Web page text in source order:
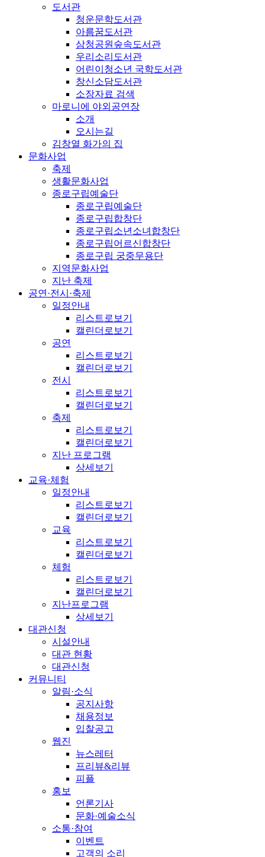
도서관
청운문학도서관
아름꿈도서관
삼청공원숲속도서관
우리소리도서관
어린이청소년 국학도서관
창신소담도서관
소장자료 검색
마로니에 야외공연장
소개
오시는길
김창열 화가의 집
문화사업
축제
생활문화사업
종로구립예술단
종로구립예술단
종로구립합창단
종로구립소년소녀합창단
종로구립어르신합창단
종로구립 궁중무용단
지역문화사업
지난 축제
공연·전시·축제
일정안내
리스트로보기
캘린더로보기
공연
리스트로보기
캘린더로보기
전시
리스트로보기
캘린더로보기
축제
리스트로보기
캘린더로보기
지난 프로그램
상세보기
교육·체험
일정안내
리스트로보기
캘린더로보기
교육
리스트로보기
캘린더로보기
체험
리스트로보기
캘린더로보기
지난프로그램
상세보기
대관신청
시설안내
대관 현황
대관신청
커뮤니티
알림·소식
공지사항
채용정보
입찰공고
웹진
뉴스레터
프리뷰&리뷰
피플
홍보
언론기사
문화·예술소식
소통·참여
이벤트
고객의 소리